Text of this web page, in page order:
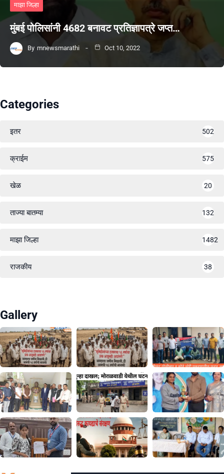
माझा जिल्हा
मुंबई पोलिसांनी 4682 बनावट प्रतिज्ञापत्रे जप्त…
By mnewsmarathi Oct 10, 2022
Categories
इतर 502
क्राईम 575
खेळ 20
ताज्या बातम्या 132
माझा जिल्हा 1482
राजकीय 38
Gallery